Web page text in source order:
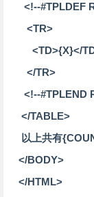
<!--#TPLDEF
<TR>
<TD>{X}</
</TR>
<!--#TPLEND
</TABLE>
以上共有
</BODY>
</HTML>